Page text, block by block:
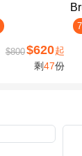
$800$620起
剩47份